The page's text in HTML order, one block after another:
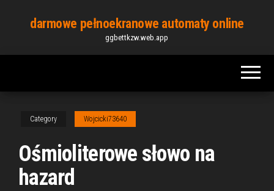
content
darmowe pełnoekranowe automaty online
ggbettkzw.web.app
Category Wojcicki73640
Ośmioliterowe słowo na
hazard